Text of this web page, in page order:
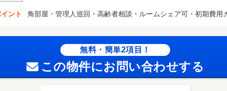
ント 角部屋・管理人巡回・高齢者相談・ルームシェア可・初期費用
無料・簡単2項目！
この物件にお問い合わせする